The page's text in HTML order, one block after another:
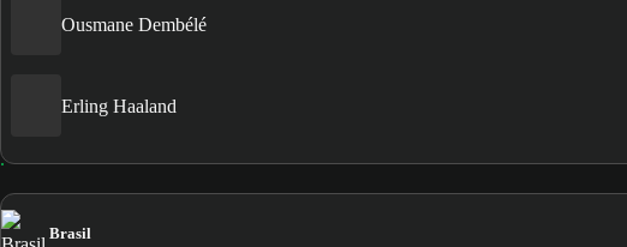
Ousmane Dembélé
Erling Haaland
Brasil